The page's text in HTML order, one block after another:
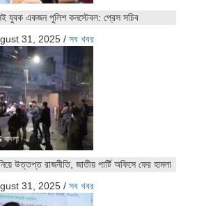
যুবক একজন পুলিশ কনস্টেবল: প্রেস সচিব
31, 2025 / সব খবর
উত্তপ্ত রাজনীতি, জাতীয় পার্টি অফিসে ফের হামলা
31, 2025 / সব খবর